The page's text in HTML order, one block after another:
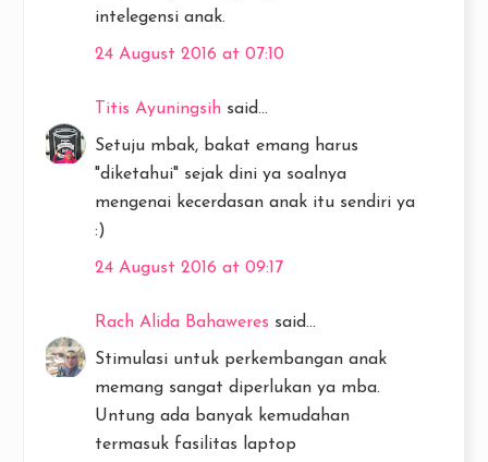
intelegensi anak.
24 August 2016 at 07:10
Titis Ayuningsih said...
Setuju mbak, bakat emang harus
"diketahui" sejak dini ya soalnya
mengenai kecerdasan anak itu sendiri ya
:)
24 August 2016 at 09:17
Rach Alida Bahaweres said...
Stimulasi untuk perkembangan anak
memang sangat diperlukan ya mba.
Untung ada banyak kemudahan
termasuk fasilitas laptop